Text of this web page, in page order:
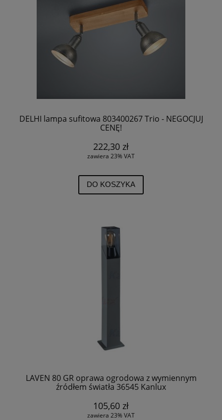
DELHI lampa sufitowa 803400267 Trio - NEGOCJUJ
CENĘ!
222,30 zł
zawiera 23% VAT
DO KOSZYKA
LAVEN 80 GR oprawa ogrodowa z wymiennym
źródłem światła 36545 Kanlux
105,60 zł
zawiera 23% VAT